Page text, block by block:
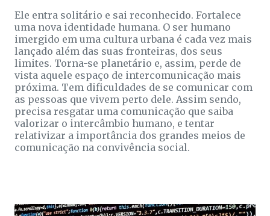
Ele entra solitário e sai reconhecido. Fortalece
uma nova identidade humana. O ser humano
imergido em uma cultura urbana é cada vez mais
lançado além das suas fronteiras, dos seus
limites. Torna-se planetário e, assim, perde de
vista aquele espaço de intercomunicação mais
próxima. Tem dificuldades de se comunicar com
as pessoas que vivem perto dele. Assim sendo,
precisa resgatar uma comunicação que saiba
valorizar o intercâmbio humano, e tentar
relativizar a importância dos grandes meios de
comunicação na convivência social.